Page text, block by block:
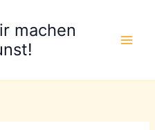
machen